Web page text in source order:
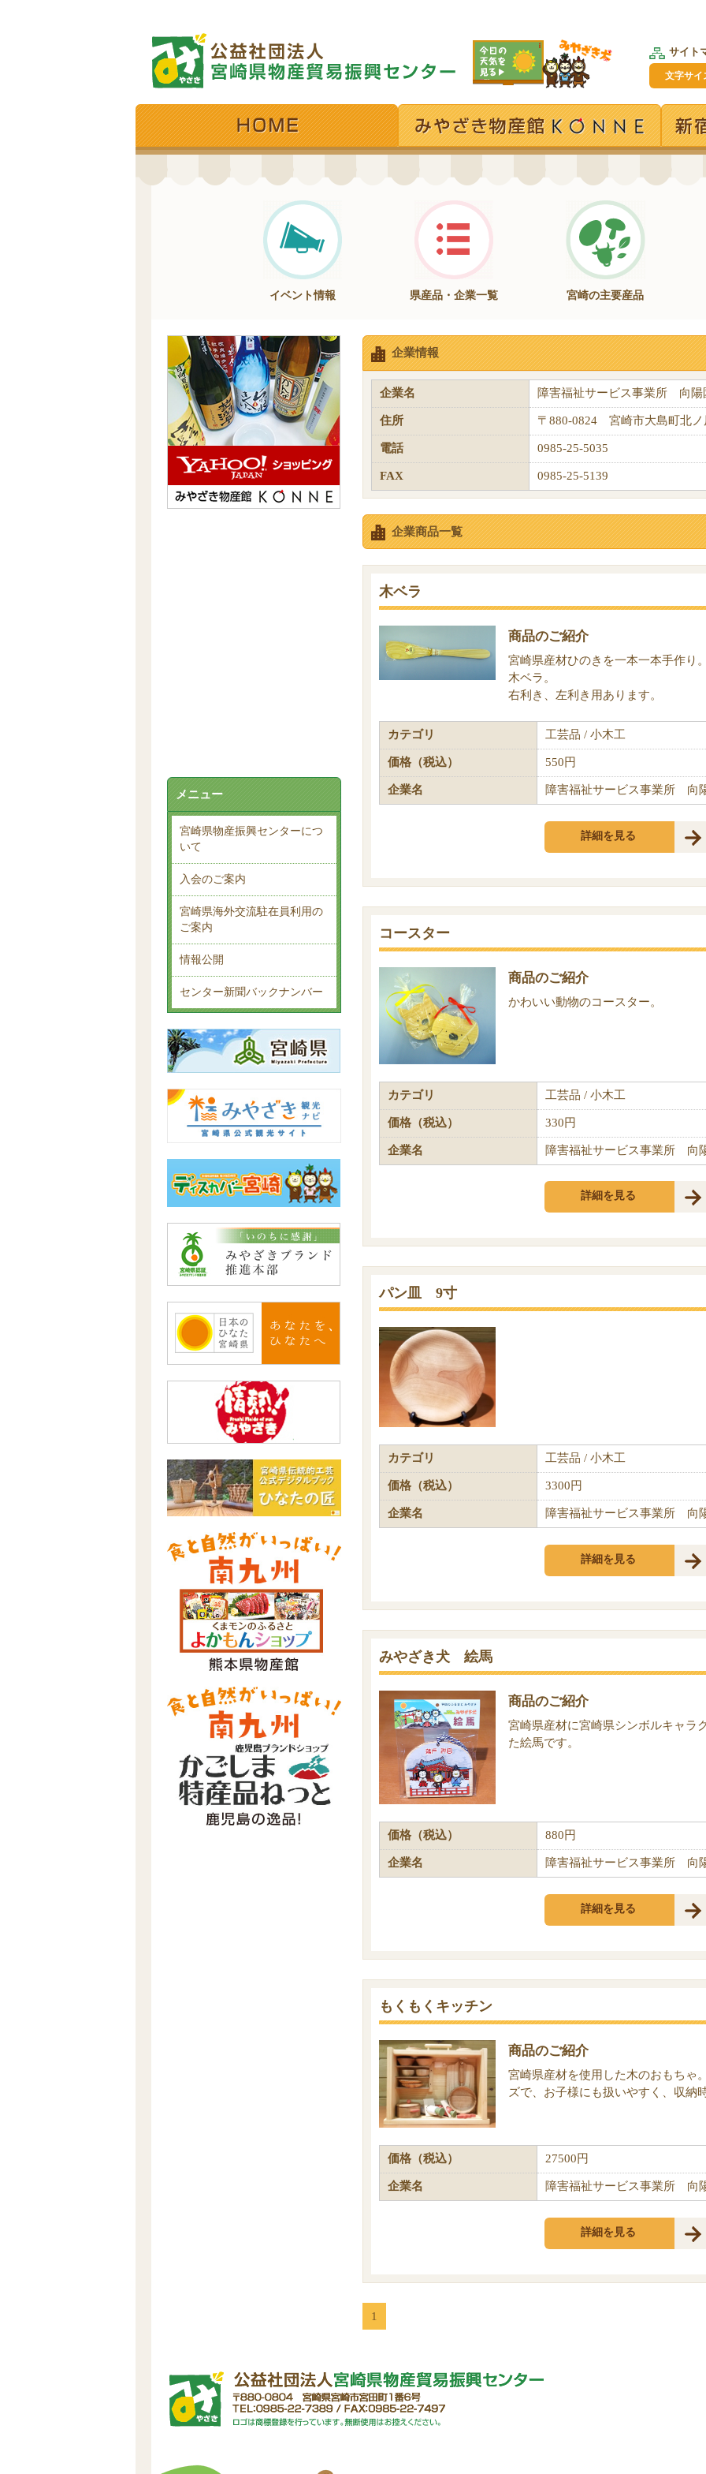
サイト
文字サイ
イベント情報 県産品・企業一覧 宮崎の主要産品
企業情報
企業名 障害福祉サービス事業所 向陽
住所 〒880-0824 宮崎市大島町北ノ
電話 0985-25-5035
FAX 0985-25-5139
企業商品一覧
木ベラ
商品のご紹介
宮崎県産材ひのきを一本一本手作り
木ベラ。
右利き、左利き用あります。
カテゴリ 工芸品 / 小木工
価格（税込） 550円
企業名 障害福祉サービス事業所 向
詳細を見る
コースター
商品のご紹介
かわいい動物のコースター。
カテゴリ 工芸品 / 小木工
価格（税込） 330円
企業名 障害福祉サービス事業所 向
詳細を見る
パン皿 9寸
カテゴリ 工芸品 / 小木工
価格（税込） 3300円
企業名 障害福祉サービス事業所 向
詳細を見る
みやざき犬 絵馬
商品のご紹介
宮崎県産材に宮崎県シンボルキャラ
た絵馬です。
価格（税込） 880円
企業名 障害福祉サービス事業所 向
詳細を見る
もくもくキッチン
商品のご紹介
宮崎県産材を使用した木のおもちゃ
ズで、お子様にも扱いやすく、収納
価格（税込） 27500円
企業名 障害福祉サービス事業所 向
詳細を見る
1
メニュー
宮崎県物産振興センターにつ
いて
入会のご案内
宮崎県海外交流駐在員利用の
ご案内
情報公開
センター新聞バックナンバー